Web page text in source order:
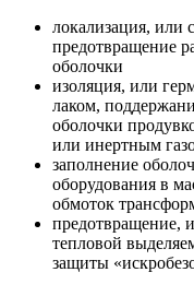
локализация, или
предотвращение
оболочки
изоляция, или
лаком,
оболочки
или инертным
заполнение
оборудования в
обмоток
предотвращение,
тепловой
защиты